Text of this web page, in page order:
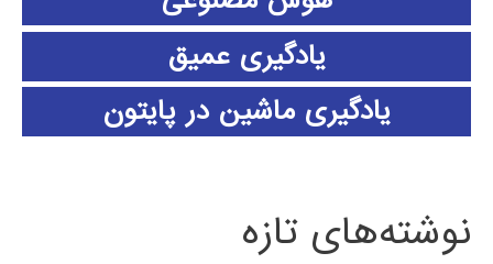
یادگیری عمیق
یادگیری ماشین در پایتون
نوشته‌های تازه